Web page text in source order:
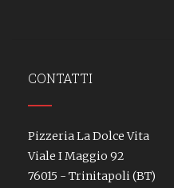
CONTATTI
Pizzeria La Dolce Vita
Viale I Maggio 92
76015 - Trinitapoli (BT)